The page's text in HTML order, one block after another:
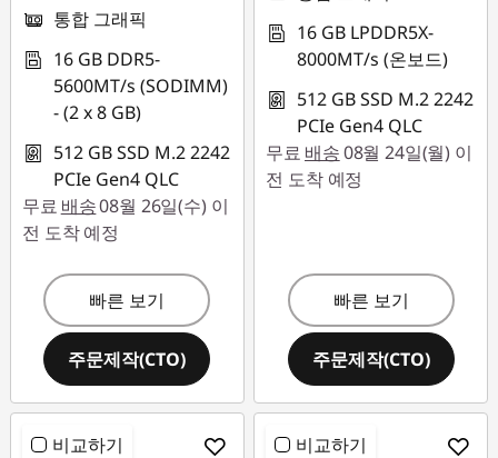
통합 그래픽
16 GB DDR5-
5600MT/s (SODIMM)
- (2 x 8 GB)
512 GB SSD M.2 2242
PCIe Gen4 QLC
무료 배송08월 26일(수) 이
전 도착 예정
빠른 보기
주문제작(CTO)
16 GB LPDDR5X-
8000MT/s (온보드)
512 GB SSD M.2 2242
PCIe Gen4 QLC
무료 배송08월 24일(월) 이
전 도착 예정
빠른 보기
주문제작(CTO)
비교하기 비교하기